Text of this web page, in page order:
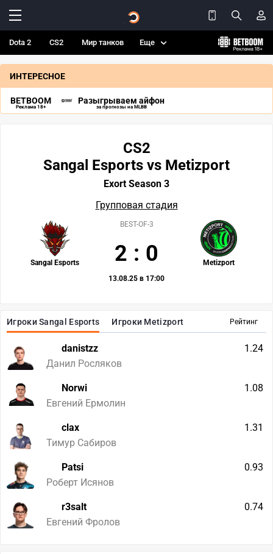
Dota 2 CS2 Мир танков Еще
ИНТЕРЕСНОЕ
BETBOOM
Реклама 18+
Разыгрываем айфон
за прогнозы на MLBB
Рейтинг
Игроки Sangal Esports Игроки Metizport
danistzz
Данил Росляков
1.24
Norwi
Евгений Ермолин
1.08
clax
Тимур Сабиров
1.31
Patsi
Роберт Исянов
0.93
r3salt
Евгений Фролов
0.74
CS2
Sangal Esports vs Metizport
Exort Season 3
Групповая стадия
Sangal Esports Metizport
BEST-OF-3
2 : 0
13.08.25 в 17:00